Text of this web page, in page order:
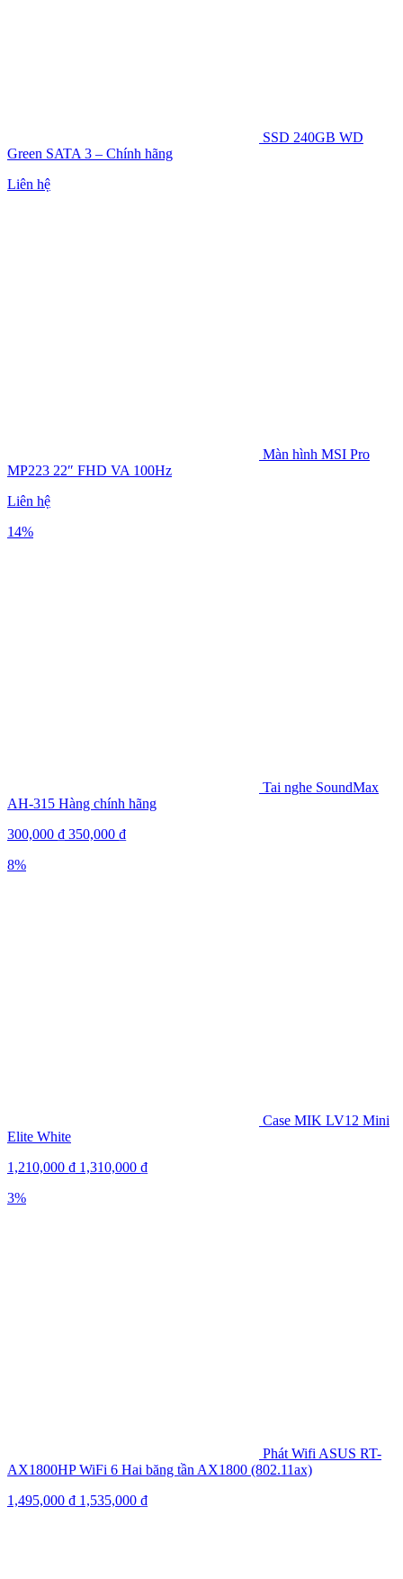
SSD 240GB WD
Green SATA 3 – Chính hãng
Liên hệ
Màn hình MSI Pro
MP223 22″ FHD VA 100Hz
Liên hệ
14%
Tai nghe SoundMax
AH-315 Hàng chính hãng
300,000 ₫ 350,000 ₫
8%
Case MIK LV12 Mini
Elite White
1,210,000 ₫ 1,310,000 ₫
3%
Phát Wifi ASUS RT-
AX1800HP WiFi 6 Hai băng tần AX1800 (802.11ax)
1,495,000 ₫ 1,535,000 ₫